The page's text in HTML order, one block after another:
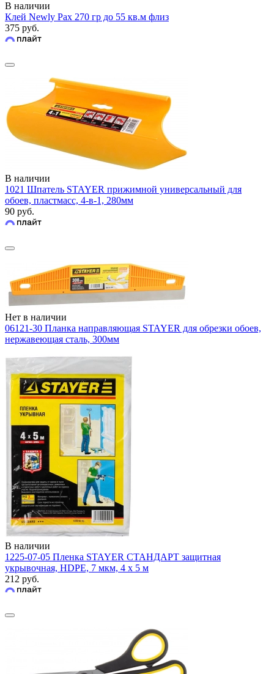
В наличии
Клей Newly Pax 270 гр до 55 кв.м флиз
375 руб.
В наличии
1021 Шпатель STAYER прижимной универсальный для
обоев, пластмасс, 4-в-1, 280мм
90 руб.
Нет в наличии
06121-30 Планка направляющая STAYER для обрезки обоев,
нержавеющая сталь, 300мм
В наличии
1225-07-05 Пленка STAYER СТАНДАРТ защитная
укрывочная, HDPE, 7 мкм, 4 х 5 м
212 руб.